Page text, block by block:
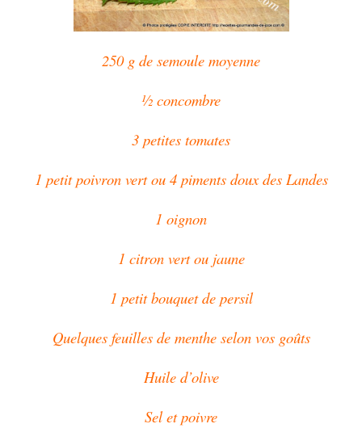
250 g de semoule moyenne
½ concombre
3 petites tomates
1 petit poivron vert ou 4 piments doux des Landes
1 oignon
1 citron vert ou jaune
1 petit bouquet de persil
Quelques feuilles de menthe selon vos goûts
Huile d’olive
Sel et poivre